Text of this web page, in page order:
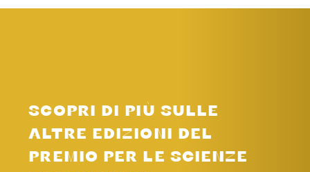
SCOPRI DI PIÙ SULLE
ALTRE EDIZIONI DEL
PREMIO PER LE SCIENZE